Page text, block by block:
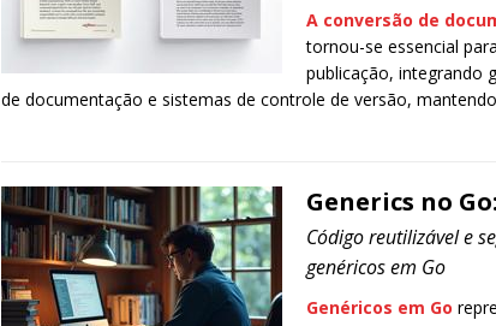
A conversão de
tornou-se essencial
publicação, integrando
de documentação e sistemas de controle de versão,
Generics no
Código reutilizável e
genéricos em Go
Genéricos em Go